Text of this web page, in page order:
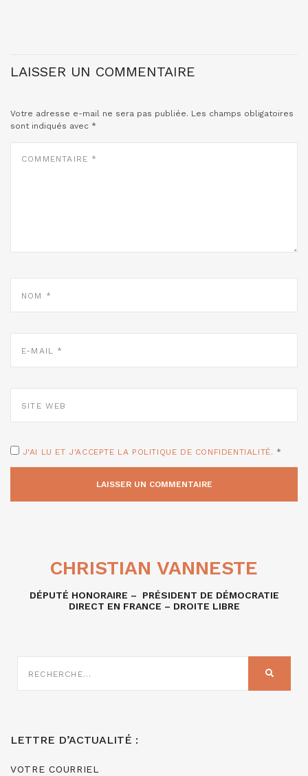
LAISSER UN COMMENTAIRE
Votre adresse e-mail ne sera pas publiée. Les champs obligatoires
sont indiqués avec *
MAIL
WEB
J'AI LU ET J'ACCEPTE LA POLITIQUE DE CONFIDENTIALITÉ. *
CHRISTIAN VANNESTE
DÉPUTÉ HONORAIRE – PRÉSIDENT DE DÉMOCRATIE
DIRECT EN FRANCE – DROITE LIBRE
SUR
LETTRE D’ACTUALITÉ :
VOTRE COURRIEL